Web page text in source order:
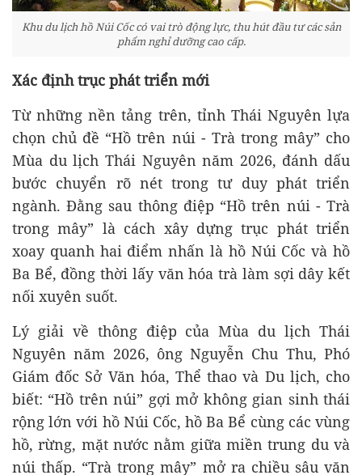
Khu du lịch hồ Núi Cốc có vai trò động lực, thu hút đầu tư các sản
phẩm nghỉ dưỡng cao cấp.
Xác định trục phát triển mới
Từ những nền tảng trên, tỉnh Thái Nguyên lựa
chọn chủ đề “Hồ trên núi - Trà trong mây” cho
Mùa du lịch Thái Nguyên năm 2026, đánh dấu
bước chuyển rõ nét trong tư duy phát triển
ngành. Đằng sau thông điệp “Hồ trên núi - Trà
trong mây” là cách xây dựng trục phát triển
xoay quanh hai điểm nhấn là hồ Núi Cốc và hồ
Ba Bể, đồng thời lấy văn hóa trà làm sợi dây kết
nối xuyên suốt.
Lý giải về thông điệp của Mùa du lịch Thái
Nguyên năm 2026, ông Nguyễn Chu Thu, Phó
Giám đốc Sở Văn hóa, Thể thao và Du lịch, cho
biết: “Hồ trên núi” gợi mở không gian sinh thái
rộng lớn với hồ Núi Cốc, hồ Ba Bể cùng các vùng
hồ, rừng, mặt nước nằm giữa miền trung du và
núi thấp. “Trà trong mây” mở ra chiều sâu văn